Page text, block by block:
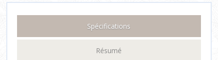
Spécifications
Résumé